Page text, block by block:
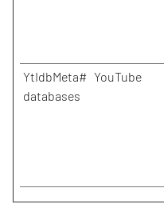
YtIdbMeta#
databases
YouTube